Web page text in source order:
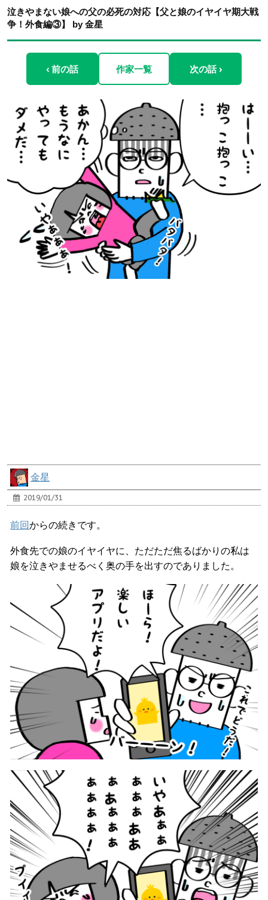
泣きやまない娘への父の必死の対応【父と娘のイヤイヤ期大戦
争！外食編③】 by 金星
‹ 前の話 作家一覧 次の話 ›
金星
2019/01/31
前回からの続きです。
外食先での娘のイヤイヤに、ただただ焦るばかりの私は
娘を泣きやませるべく奥の手を出すのでありました。